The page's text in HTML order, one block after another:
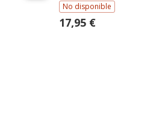
No disponible
17,95 €